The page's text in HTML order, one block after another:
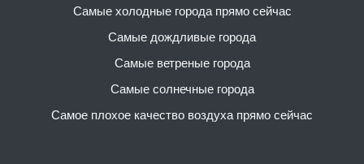
Самые холодные города прямо сейчас
Самые дождливые города
Самые ветреные города
Самые солнечные города
Самое плохое качество воздуха прямо сейчас